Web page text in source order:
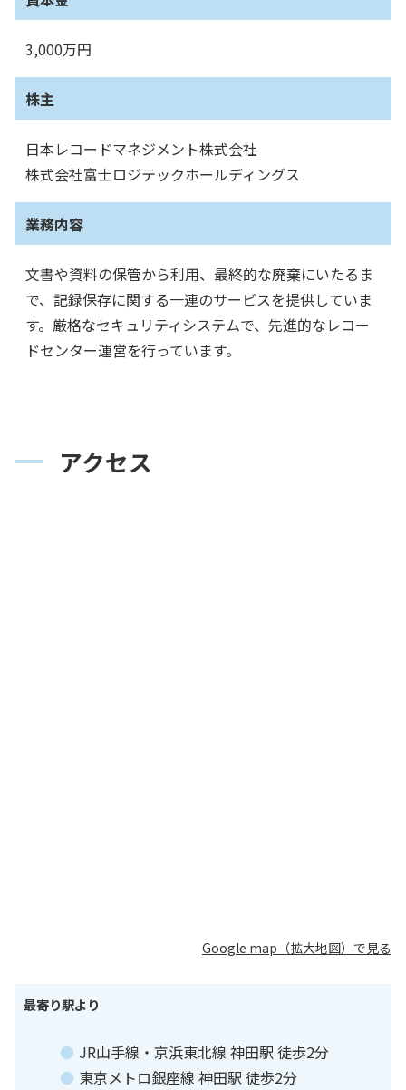
3,000万円
株主
⽇本レコードマネジメント株式会社
株式会社富⼠ロジテックホールディングス
業務内容
⽂書や資料の保管から利⽤、最終的な廃棄にいたるま
で、記録保存に関する⼀連のサービスを提供していま
す。厳格なセキュリティシステムで、先進的なレコー
ドセンター運営を⾏っています。
アクセス
Google map（拡大地図）で見る
最寄り駅より
JR⼭⼿線‧京浜東北線 神⽥駅 徒歩2分
東京メトロ銀座線 神⽥駅 徒歩2分